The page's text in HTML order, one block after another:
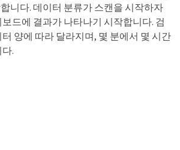
니다. 데이터 분류가 스캔을 시작하자
드에 결과가 나타나기 시작합니다. 검
양에 따라 달라지며, 몇 분에서 몇 시간
.